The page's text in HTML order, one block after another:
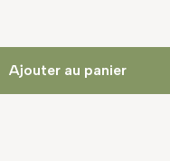
Ajouter au panier